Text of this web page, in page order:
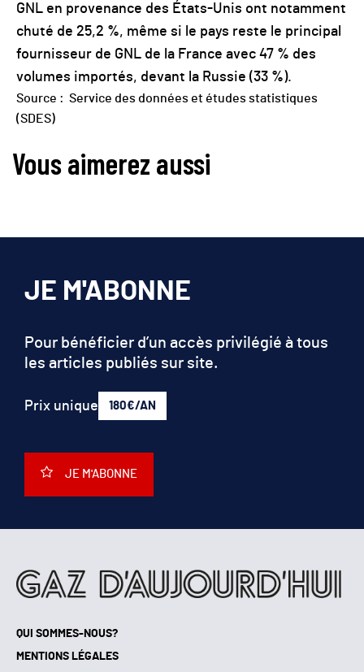
GNL en provenance des États-Unis ont notamment
chuté de 25,2 %, même si le pays reste le principal
fournisseur de GNL de la France avec 47 % des
volumes importés, devant la Russie (33 %).
Source : Service des données et études statistiques
(SDES)
Vous aimerez aussi
QUI SOMMES-NOUS?
MENTIONS LÉGALES
JE M'ABONNE
Pour bénéficier d’un accès privilégié à tous
les articles publiés sur site.
Prix unique 180€/AN
JE M'ABONNE